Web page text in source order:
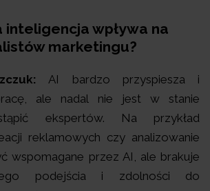
inteligencja wpływa na
marketingu?
AI bardzo przyspiesza i
ale nadal nie jest w stanie
ekspertów. Na przykład
reklamowych czy analizowanie
wspomagane przez AI, ale brakuje
podejścia i zdolności do